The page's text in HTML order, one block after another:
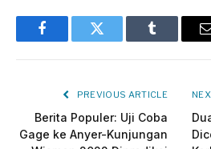
FacebookTwitter Tumblr
PREVIOUS ARTICLE
Berita Populer: Uji Coba
Gage ke Anyer-Kunjungan